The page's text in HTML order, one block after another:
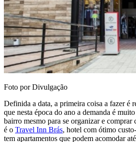
Foto por Divulgação
Definida a data, a primeira coisa a fazer é
que nesta época do ano a demanda é
bairro mesmo para se organizar e comprar
é o Travel Inn Brás, hotel com ótimo
tem apartamentos que podem acomodar